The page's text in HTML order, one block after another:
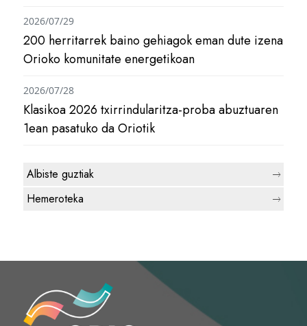
200 herritarrek baino gehiagok eman dute izena
Orioko komunitate energetikoan
2026/07/29
Klasikoa 2026 txirrindularitza-proba abuztuaren
1ean pasatuko da Oriotik
2026/07/28
Albiste guztiak
Hemeroteka